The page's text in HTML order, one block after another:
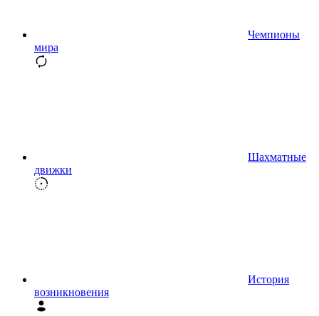
Чемпионы
мира
Шахматные
движки
История
возникновения